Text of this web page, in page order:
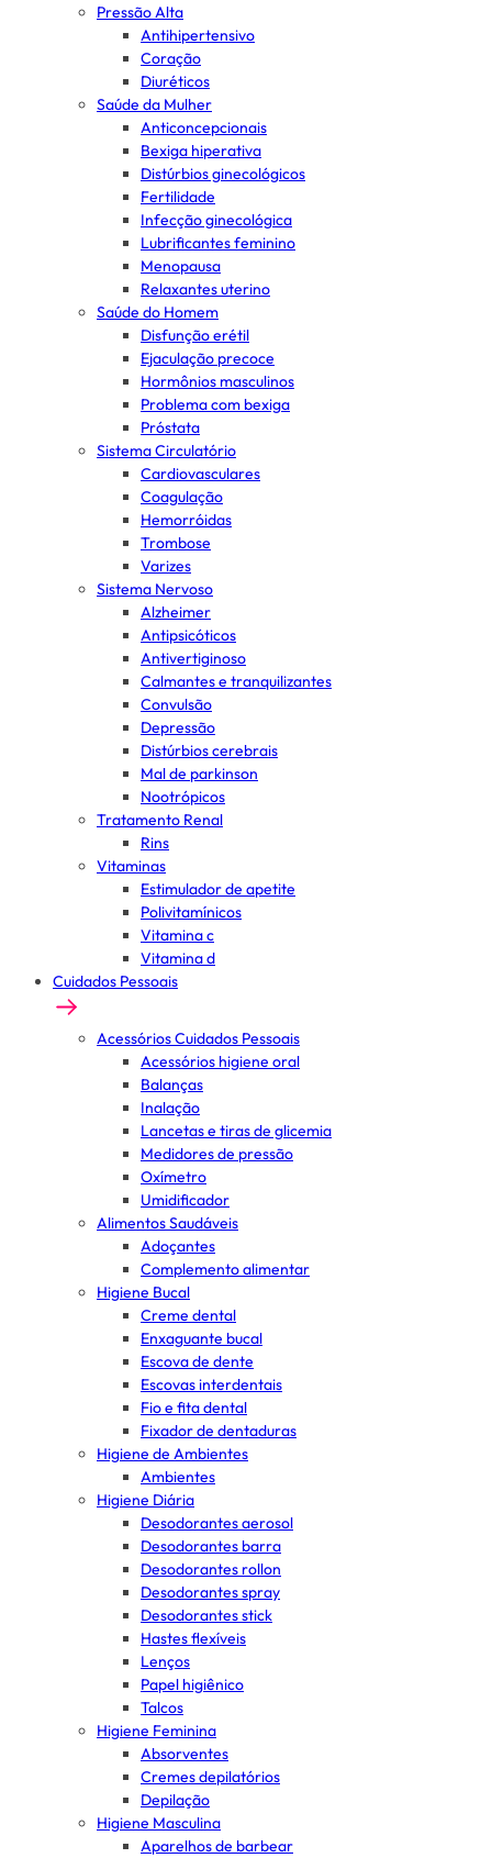
Pressão Alta
Antihipertensivo
Coração
Diuréticos
Saúde da Mulher
Anticoncepcionais
Bexiga hiperativa
Distúrbios ginecológicos
Fertilidade
Infecção ginecológica
Lubrificantes feminino
Menopausa
Relaxantes uterino
Saúde do Homem
Disfunção erétil
Ejaculação precoce
Hormônios masculinos
Problema com bexiga
Próstata
Sistema Circulatório
Cardiovasculares
Coagulação
Hemorróidas
Trombose
Varizes
Sistema Nervoso
Alzheimer
Antipsicóticos
Antivertiginoso
Calmantes e tranquilizantes
Convulsão
Depressão
Distúrbios cerebrais
Mal de parkinson
Nootrópicos
Tratamento Renal
Rins
Vitaminas
Estimulador de apetite
Polivitamínicos
Vitamina c
Vitamina d
Cuidados Pessoais
Acessórios Cuidados Pessoais
Acessórios higiene oral
Balanças
Inalação
Lancetas e tiras de glicemia
Medidores de pressão
Oxímetro
Umidificador
Alimentos Saudáveis
Adoçantes
Complemento alimentar
Higiene Bucal
Creme dental
Enxaguante bucal
Escova de dente
Escovas interdentais
Fio e fita dental
Fixador de dentaduras
Higiene de Ambientes
Ambientes
Higiene Diária
Desodorantes aerosol
Desodorantes barra
Desodorantes rollon
Desodorantes spray
Desodorantes stick
Hastes flexíveis
Lenços
Papel higiênico
Talcos
Higiene Feminina
Absorventes
Cremes depilatórios
Depilação
Higiene Masculina
Aparelhos de barbear